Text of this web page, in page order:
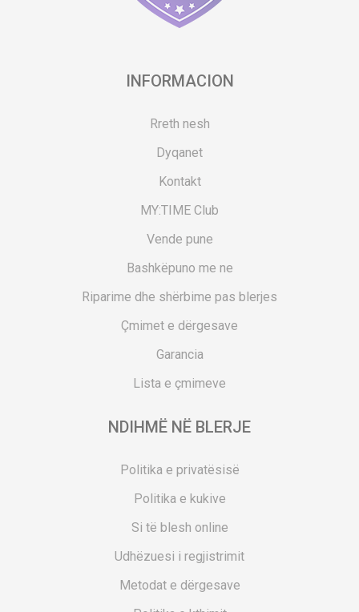
INFORMACION
Rreth nesh
Dyqanet
Kontakt
MY:TIME Club
Vende pune
Bashkëpuno me ne
Riparime dhe shërbime pas blerjes
Çmimet e dërgesave
Garancia
Lista e çmimeve
NDIHMË NË BLERJE
Politika e privatësisë
Politika e kukive
Si të blesh online
Udhëzuesi i regjistrimit
Metodat e dërgesave